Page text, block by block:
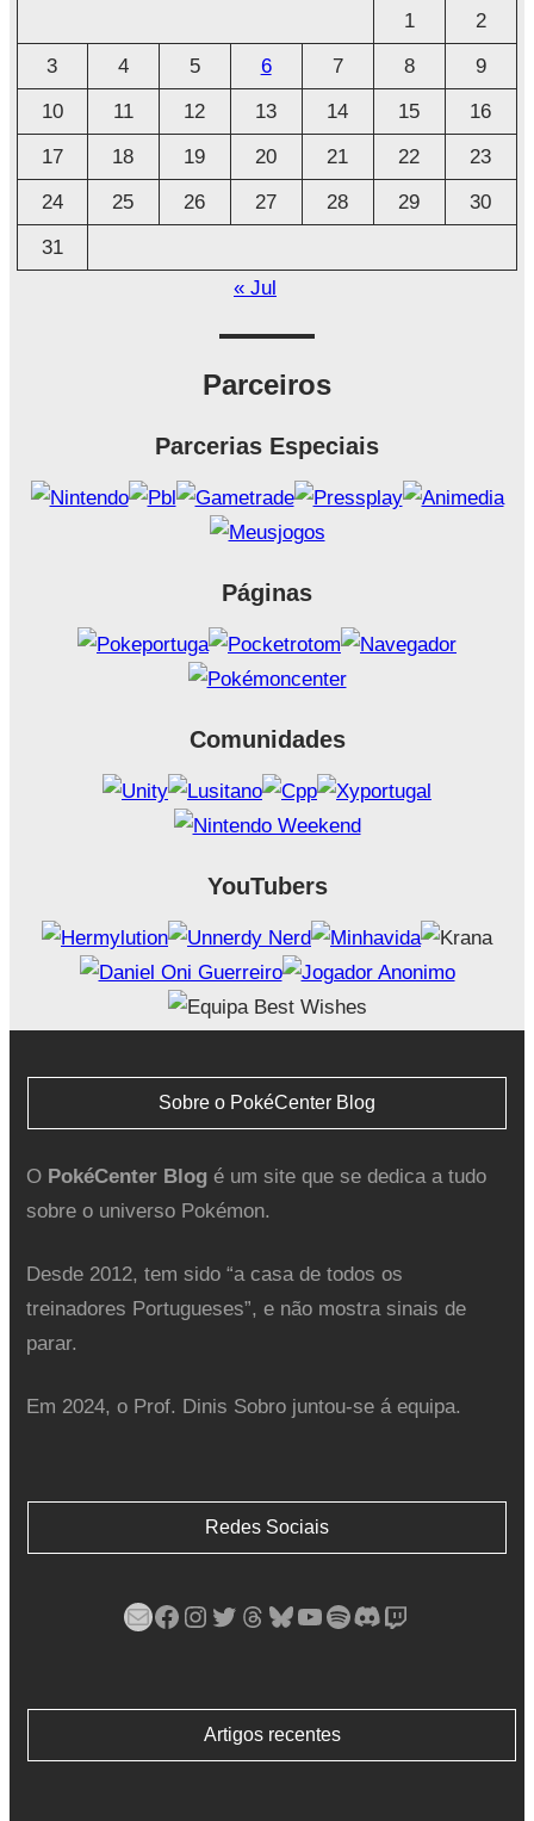
v
o
1
2
3
4 5 6 7 8
9
10
11 12 13 14 15
16
17
18 19 20 21 22
23
24
25 26 27 28 29
30
31
« Jul
Parceiros
Parcerias Especiais
Páginas
Comunidades
YouTubers
Sobre o PokéCenter Blog
O PokéCenter Blogé um site que se dedica a tudo
sobre o universo Pokémon.
Desde 2012, tem sido “a casa de todos os
treinadores Portugueses”, e não mostra sinais de
parar.
Em 2024, o Prof. Dinis Sobro juntou-se á equipa.
Redes Sociais
Mail Facebook Instagram Twitter Threads Bluesky YouTube Spotify Discord Twitch
Artigos recentes